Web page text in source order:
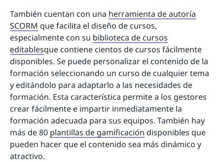
También cuentan con una herramienta de autoría
SCORM que facilita el diseño de cursos,
especialmente con su biblioteca de cursos
editablesque contiene cientos de cursos fácilmente
disponibles. Se puede personalizar el contenido de la
formación seleccionando un curso de cualquier tema
y editándolo para adaptarlo a las necesidades de
formación. Esta característica permite a los gestores
crear fácilmente e impartir inmediatamente la
formación adecuada para sus equipos. También hay
más de 80 plantillas de gamificación disponibles que
pueden hacer que el contenido sea más dinámico y
atractivo.